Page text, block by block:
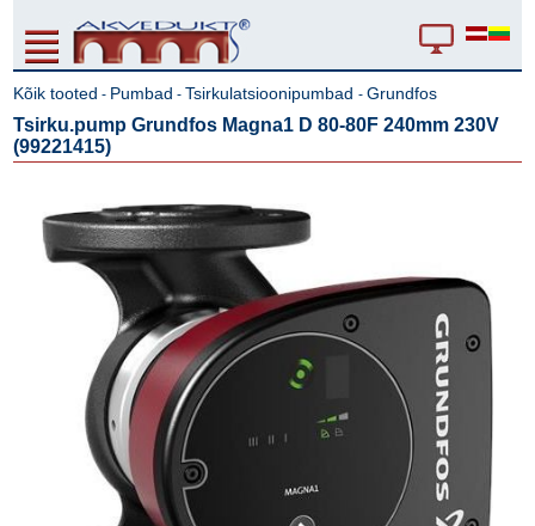
Kõik tooted - Pumbad - Tsirkulatsioonipumbad-Grundfos
Tsirku.pump Grundfos Magna1 D 80-80F 240mm 230V
(99221415)